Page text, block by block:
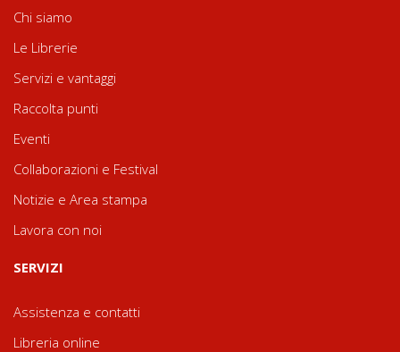
Chi siamo
Le Librerie
Servizi e vantaggi
Raccolta punti
Eventi
Collaborazioni e Festival
Notizie e Area stampa
Lavora con noi
SERVIZI
Assistenza e contatti
Libreria online